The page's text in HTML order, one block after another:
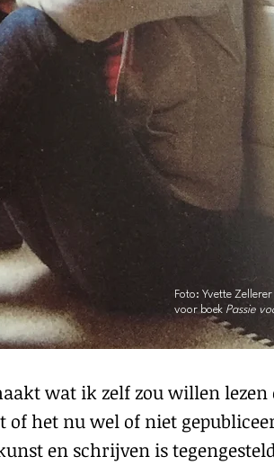
Foto: Yvette Zellerer
voor boek Passie
wat ik zelf zou willen lezen
of het nu wel of niet
en schrijven is